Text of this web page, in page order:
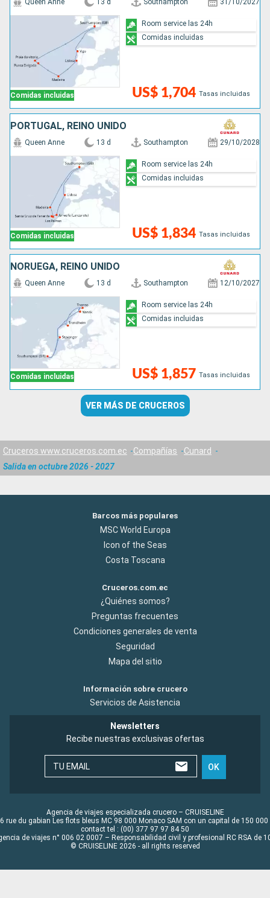
Comidas incluidas
Queen Anne 13 d Southampton 31/10/2027
US$ 1,704 Tasas incluidas
Room service las 24h
Comidas incluidas
PORTUGAL, REINO UNIDO
Comidas incluidas
Queen Anne 13 d Southampton 29/10/2028
US$ 1,834 Tasas incluidas
Room service las 24h
Comidas incluidas
NORUEGA, REINO UNIDO
Comidas incluidas
Queen Anne 13 d Southampton 12/10/2027
US$ 1,857 Tasas incluidas
Room service las 24h
Comidas incluidas
VER MÁS DE CRUCEROS
Cruceros www.cruceros.com.ec Compañías
Cunard
Salida en octubre 2026 - 2027
Barcos más populares
MSC World Europa
Icon of the Seas
Costa Toscana
Cruceros.com.ec
¿Quiénes somos?
Preguntas frecuentes
Condiciones generales de venta
Seguridad
Mapa del sitio
Información sobre crucero
Servicios de Asistencia
Newsletters
Recibe nuestras exclusivas ofertas
TU EMAIL OK
Agencia de viajes especializada crucero – CRUISELINE
rue du gabian Les flots bleus MC 98 000 Monaco SAM con un capital de 150 000
contact tel : (00) 377 97 97 84 50
de viajes n° 006 02 0007 – Responsabilidad civil y profesional RC RSA de
© CRUISELINE 2026 - all rights reserved